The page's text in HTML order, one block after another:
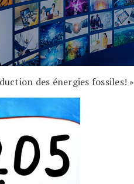
des énergies fossiles! »